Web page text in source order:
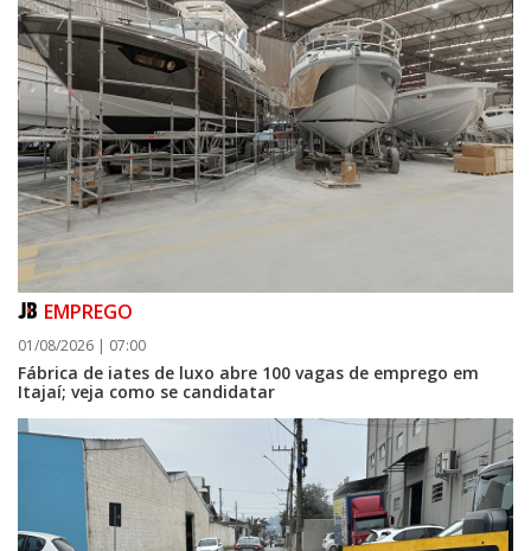
EMPREGO
01/08/2026 | 07:00
Fábrica de iates de luxo abre 100 vagas de emprego em
Itajaí; veja como se candidatar